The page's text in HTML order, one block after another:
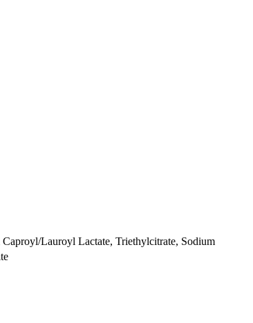
Caproyl/Lauroyl Lactate, Triethylcitrate, Sodium